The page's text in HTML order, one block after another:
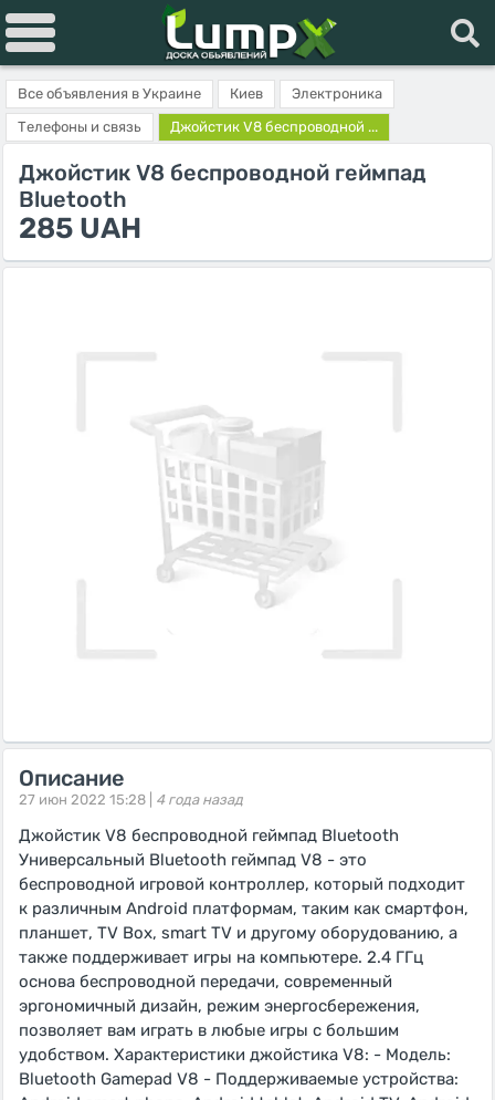
Все объявления в Украине Киев
Электроника
Телефоны и связь
Джойстик V8 беспроводной ...
Джойстик V8 беспроводной геймпад
Bluetooth
285 UAH
Описание
27 июн 2022 15:28 | 4 года назад
Джойстик V8 беспроводной геймпад Bluetooth
Универсальный Bluetooth геймпад V8 - это
беспроводной игровой контроллер, который подходит
к различным Android платформам, таким как смартфон,
планшет, TV Box, smart TV и другому оборудованию, а
также поддерживает игры на компьютере. 2.4 ГГц
основа беспроводной передачи, современный
эргономичный дизайн, режим энергосбережения,
позволяет вам играть в любые игры с большим
удобством. Характеристики джойстика V8: - Модель:
Bluetooth Gamepad V8 - Поддерживаемые устройства: